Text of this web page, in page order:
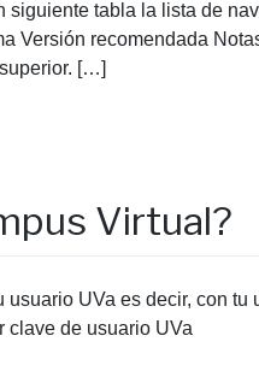
siguiente tabla la lista de
Versión recomendada
[…]
Virtual?
UVa es decir, con tu
clave de usuario UVa